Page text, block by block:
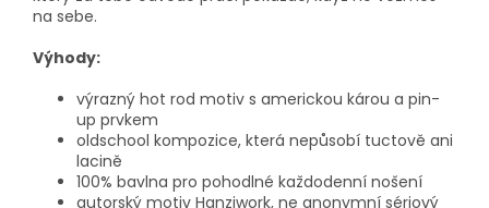
na sebe.
Výhody:
výrazný hot rod motiv s americkou károu a pin-
up prvkem
oldschool kompozice, která nepůsobí tuctově ani
lacině
100% bavlna pro pohodlné každodenní nošení
autorský motiv Hanziwork, ne anonymní sériový